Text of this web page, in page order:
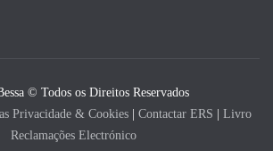
© Todos os Direitos Reservados
Privacidade & Cookies| Contactar ERS
Livro
Reclamações Electrónico